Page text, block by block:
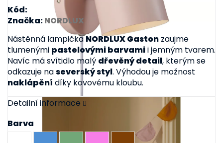
Kód:
Značka:NORDLUX
Barva
Nástěnná lampičkaNORDLUX Gaston zaujme
tlumenými pastelovými barvamii jemným tvarem.
Navíc má svítidlo malý dřevěný detail, kterým se
odkazuje naseverský styl. Výhodou je možnost
naklápění díky kovovému kloubu.
Detailní informace